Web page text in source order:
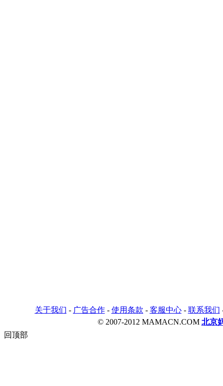
关于我们 - 广告合作- 使用条款 - 客服中心- 联系我们
© 2007-2012 MAMACN.COM 北京
回顶部